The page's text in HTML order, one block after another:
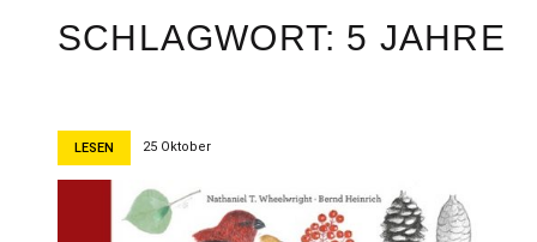
SCHLAGWORT: 5 JAHRE
LESEN 25 Oktober